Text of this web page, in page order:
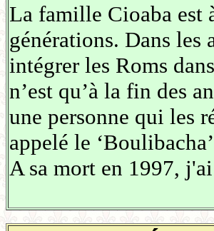
La famille Cioaba est
générations. Dans les
intégrer les Roms
n’est qu’à la fin des
une personne qui les
appelé le
A sa mort en 1997,